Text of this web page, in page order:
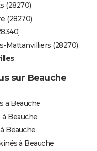
(28270)
(28270)
Mattanvilliers (28270)
sur Beauche
à Beauche
Beauche
Beauche
à Beauche